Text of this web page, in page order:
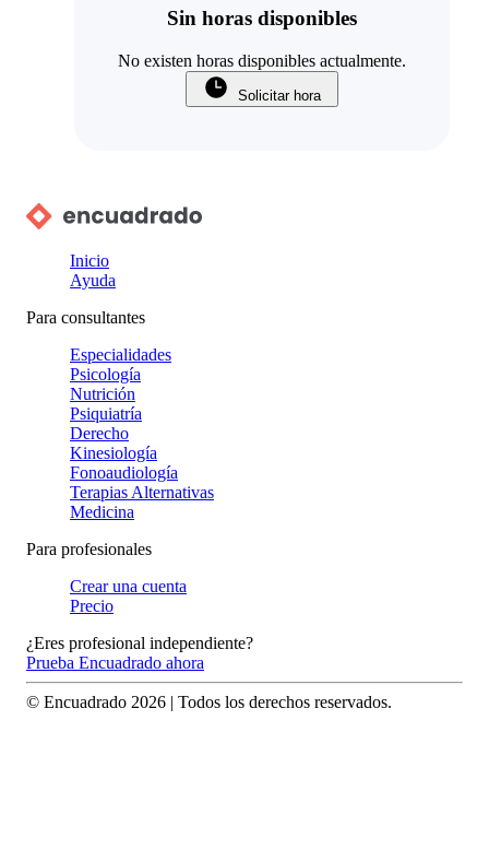
Sin horas disponibles
No existen horas disponibles actualmente.
Solicitar hora
Inicio
Ayuda
Para consultantes
Especialidades
Psicología
Nutrición
Psiquiatría
Derecho
Kinesiología
Fonoaudiología
Terapias Alternativas
Medicina
Para profesionales
Crear una cuenta
Precio
¿Eres profesional independiente?
Prueba Encuadrado ahora
© Encuadrado 2026 | Todos los derechos reservados.